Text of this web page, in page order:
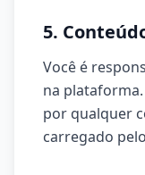
5.
Você é
na
por qualquer
carregado